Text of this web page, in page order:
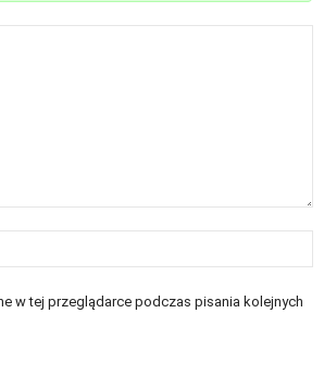
w tej przeglądarce podczas pisania kolejnych